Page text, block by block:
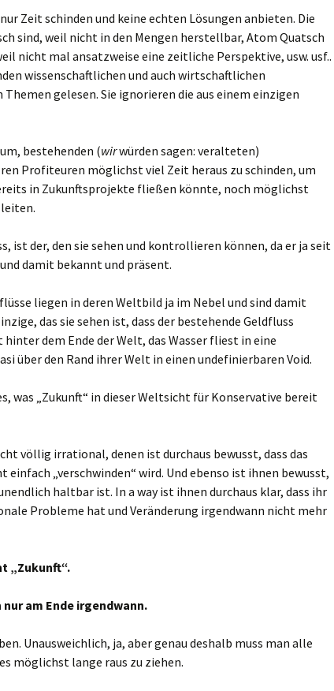
Zeit schinden und keine echten Lösungen anbieten. Die
sind, weil nicht in den Mengen herstellbar, Atom Quatsch
nicht mal ansatzweise eine zeitliche Perspektive, usw. usf..
wissenschaftlichen und auch wirtschaftlichen
gelesen. Sie ignorieren die aus einem einzigen
bestehenden (wirwürden sagen: veralteten)
Profiteuren möglichst viel Zeit heraus zu schinden, um
in Zukunftsprojekte fließen könnte, noch möglichst
ist der, den sie sehen und kontrollieren können, da er ja seit
damit bekannt und präsent.
liegen in deren Weltbild ja im Nebel und sind damit
das sie sehen ist, dass der bestehende Geldfluss
dem Ende der Welt, das Wasser fliest in eine
über den Rand ihrer Welt in einen undefinierbaren Void.
was „Zukunft“ in dieser Weltsicht für Konservative bereit
völlig irrational, denen ist durchaus bewusst, dass das
einfach „verschwinden“ wird. Und ebenso ist ihnen bewusst,
haltbar ist. In a way ist ihnen durchaus klar, dass ihr
Probleme hat und Veränderung irgendwann nicht mehr
„Zukunft“.
am Ende irgendwann.
Unausweichlich, ja, aber genau deshalb muss man alle
möglichst lange raus zu ziehen.